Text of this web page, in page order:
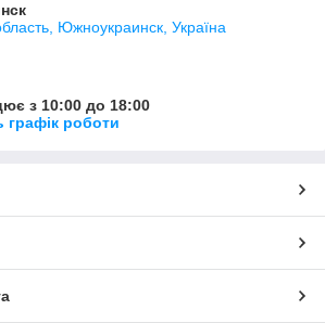
Южноукраинск, Україна
з 10:00 до 18:00
графік роботи